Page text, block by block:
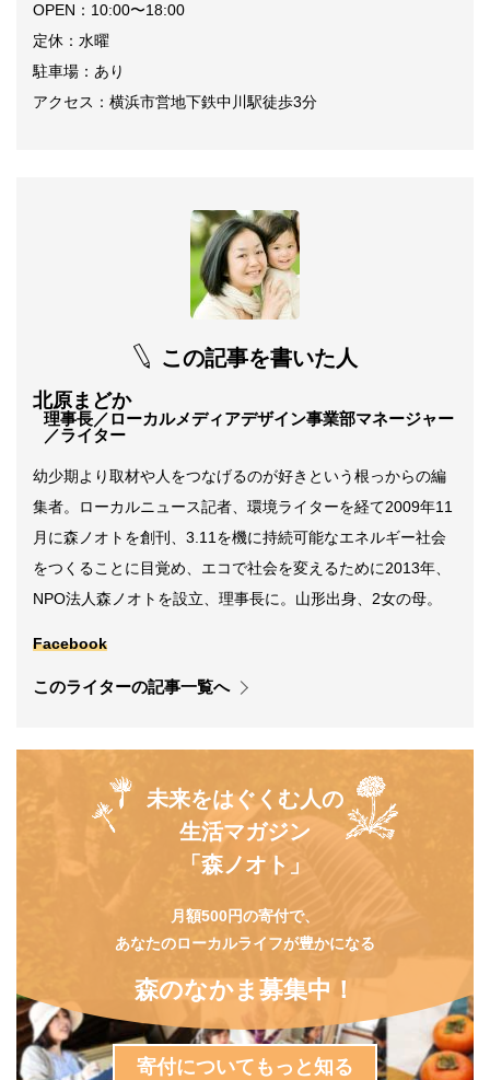
OPEN：10:00〜18:00
定休：水曜
駐車場：あり
アクセス：横浜市営地下鉄中川駅徒歩3分
この記事を書いた人
北原まどか
理事長／ローカルメディアデザイン事業部マネージャー
／ライター
幼少期より取材や人をつなげるのが好きという根っからの編
集者。ローカルニュース記者、環境ライターを経て2009年11
月に森ノオトを創刊、3.11を機に持続可能なエネルギー社会
をつくることに目覚め、エコで社会を変えるために2013年、
NPO法人森ノオトを設立、理事長に。山形出身、2女の母。
Facebook
このライターの記事一覧へ
未来をはぐくむ人の
生活マガジン
「森ノオト」
月額500円の寄付で、
あなたのローカルライフが豊かになる
森のなかま募集中！
寄付についてもっと知る